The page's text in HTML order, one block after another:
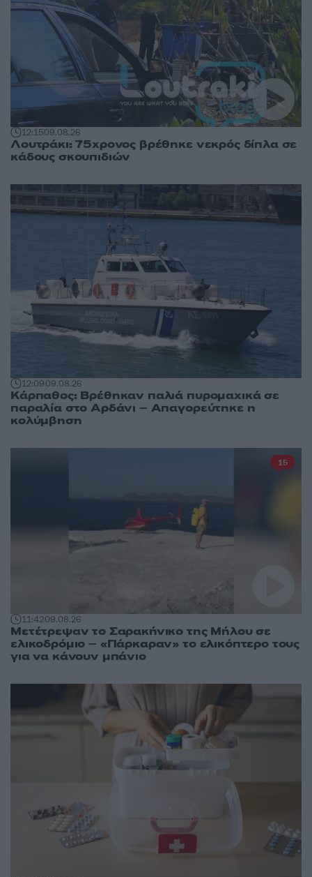
12:1509.08.26
Λουτράκι: 75χρονος βρέθηκε νεκρός δίπλα σε
κάδους σκουπιδιών
12:0909.08.26
Κάρπαθος: Βρέθηκαν παλιά πυρομαχικά σε
παραλία στο Αρδάνι – Απαγορεύτηκε η
κολύμβηση
11:4209.08.26
Μετέτρεψαν το Σαρακήνικο της Μήλου σε
ελικοδρόμιο – «Πάρκαραν» το ελικόπτερο τους
για να κάνουν μπάνιο
15